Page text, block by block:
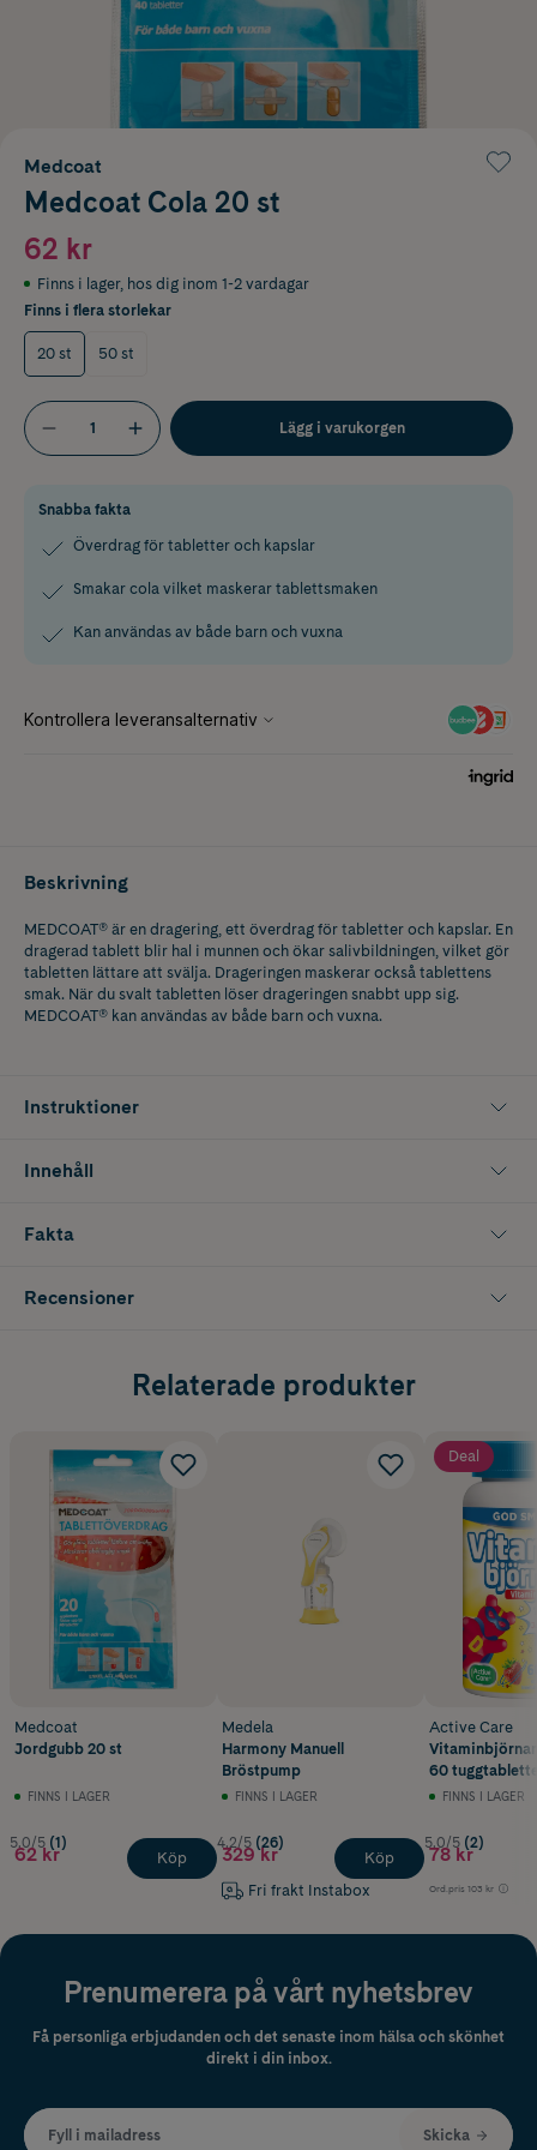
Medcoat
Medcoat Cola 20 st
62 kr
Finns i lager, hos dig inom 1-2 vardagar
Finns i flera storlekar
20 st 50 st
Lägg i varukorgen
Snabba fakta
Överdrag för tabletter och kapslar
Smakar cola vilket maskerar tablettsmaken
Kan användas av både barn och vuxna
Beskrivning
MEDCOAT® är en dragering, ett överdrag för tabletter och kapslar. En
dragerad tablett blir hal i munnen och ökar salivbildningen, vilket gör
tabletten lättare att svälja. Drageringen maskerar också tablettens
smak. När du svalt tabletten löser drageringen snabbt upp sig.
MEDCOAT® kan användas av både barn och vuxna.
Instruktioner
Innehåll
Fakta
Recensioner
Relaterade produkter
Medcoat
Jordgubb 20 st
FINNS I LAGER
5.0/5 (1)
62 kr Köp
Medela
Harmony Manuell
Bröstpump
FINNS I LAGER
4.2/5 (26)
329 kr
Fri frakt Instabox
Köp
Deal
Active Care
60
FINNS I LAGER
5.0/5 (2)
78 kr
Ord.pris 103 kr
Prenumerera på vårt nyhetsbrev
Få personliga erbjudanden och det senaste inom hälsa och skönhet
direkt i din inbox.
Fyll i mailadress Skicka